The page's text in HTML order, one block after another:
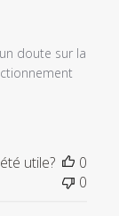
doute sur la
utile?
0
0